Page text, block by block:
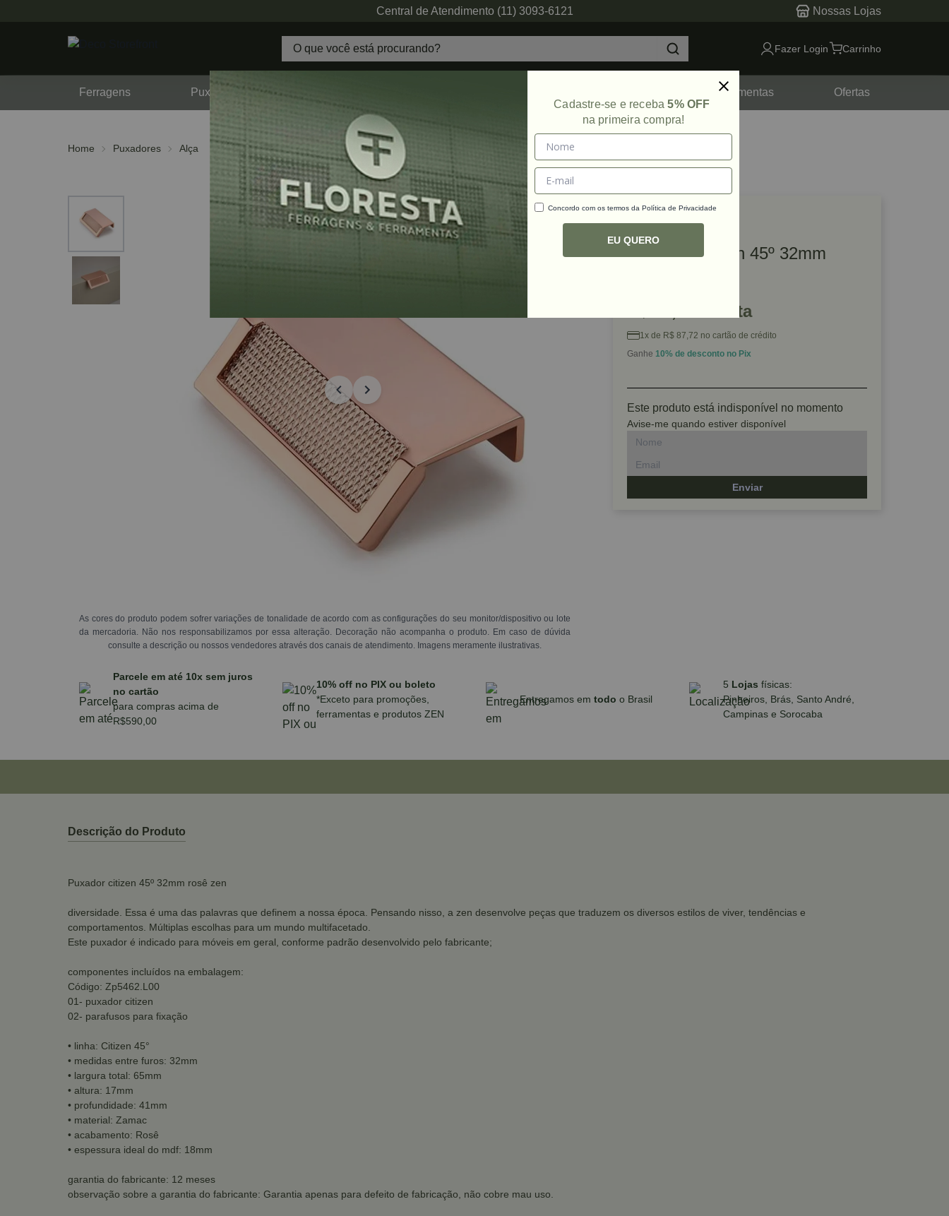
Central de Atendimento (11) 3093-6121 Nossas Lojas
Fazer Login Carrinho
Ferragens Puxadores Ferramentas Ofertas
Home Puxadores Alça
As cores do produto podem sofrer variações de tonalidade de acordo com as configurações do seu monitor/dispositivo ou lote
da mercadoria. Não nos responsabilizamos por essa alteração. Decoração não acompanha o produto. Em caso de dúvida
consulte a descrição ou nossos vendedores através dos canais de atendimento. Imagens meramente ilustrativas.
Ref: 53840
Puxador Citizen 45º 32mm
R$ 87,72 à vista
1x de R$ 87,72 no cartão de crédito
Ganhe 10% de desconto no Pix
Este produto está indisponível no momento
Avise-me quando estiver disponível
Enviar
Parcele em até 10x sem juros
no cartão
para compras acima de
R$590,00
10% off no PIX ou boleto
*Exceto para promoções,
ferramentas e produtos ZEN
Entregamos em todo o Brasil
5 Lojas físicas:
Pinheiros, Brás, Santo André,
Campinas e Sorocaba
Descrição do Produto
Puxador citizen 45º 32mm rosê zen
diversidade. Essa é uma das palavras que definem a nossa época. Pensando nisso, a zen desenvolve peças que traduzem os diversos estilos de viver, tendências e
comportamentos. Múltiplas escolhas para um mundo multifacetado.
Este puxador é indicado para móveis em geral, conforme padrão desenvolvido pelo fabricante;
componentes incluídos na embalagem:
Código: Zp5462.L00
01- puxador citizen
02- parafusos para fixação
• linha: Citizen 45°
• medidas entre furos: 32mm
• largura total: 65mm
• altura: 17mm
• profundidade: 41mm
• material: Zamac
• acabamento: Rosê
• espessura ideal do mdf: 18mm
garantia do fabricante: 12 meses
observação sobre a garantia do fabricante: Garantia apenas para defeito de fabricação, não cobre mau uso.
Cadastre-se e receba5% OFF
na primeira compra!
Concordo com os termos da Política de Privacidade
EU QUERO